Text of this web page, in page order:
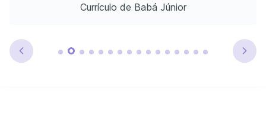
Currículo de Babá Júnior